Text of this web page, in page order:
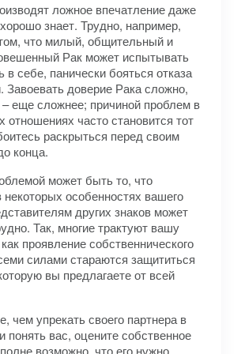
ложное впечатление даже
знает. Трудно, например,
что милый, общительный и
Рак может испытывать
в себе, панически бояться отказа
Завоевать доверие Рака сложно,
– еще сложнее; причиной проблем в
отношениях часто становится тот
раскрыться перед своим
конца.
может быть то, что
некоторых особенностях вашего
других знаков может
Так, многие трактуют вашу
проявление собственнического
силами стараются защититься
вы предлагаете от всей
чем упрекать своего партнера в
понять вас, оцените собственное
возможно, что его нужно